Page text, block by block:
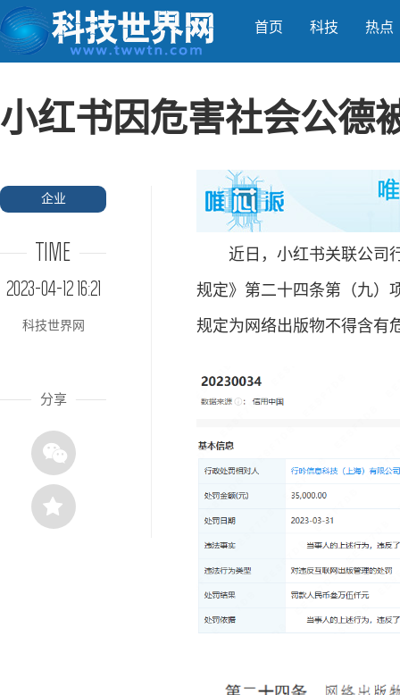
首页 科技 热点
小红书因危害社会公德
企业
TIME
2023-04-12 16:21
科技世界网
分享
近日，小红书关联公司行
规定》第二十四条第（九）
规定为网络出版物不得含有